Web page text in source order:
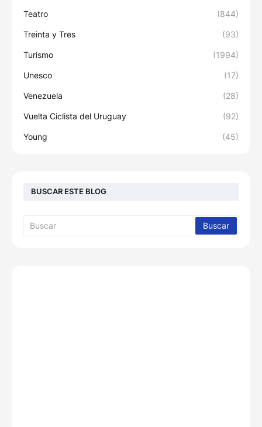
Teatro (844)
Treinta y Tres (93)
Turismo (1994)
Unesco (17)
Venezuela (28)
Vuelta Ciclista del Uruguay (92)
Young (45)
BUSCAR ESTE BLOG